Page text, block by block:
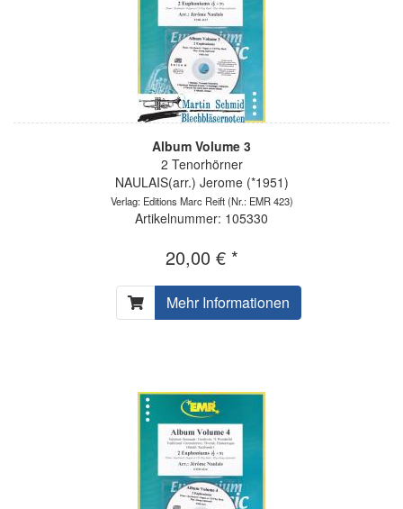
Album Volume 3
2 Tenorhörner
NAULAIS(arr.) Jerome (*1951)
Verlag: Editions Marc Reift(Nr.: EMR 423)
Artikelnummer: 105330
20,00 € *
Mehr Informationen